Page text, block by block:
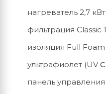
нагреватель 2,7 кВт
фильтрация Classic
изоляция Full Foam
ультрафиолет (UV
панель